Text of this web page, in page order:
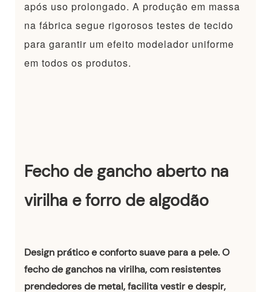
após uso prolongado. A produção em massa
na fábrica segue rigorosos testes de tecido
para garantir um efeito modelador uniforme
em todos os produtos.
Fecho de gancho aberto na
virilha e forro de algodão
Design prático e conforto suave para a pele. O
fecho de ganchos na virilha, com resistentes
prendedores de metal, facilita vestir e despir,